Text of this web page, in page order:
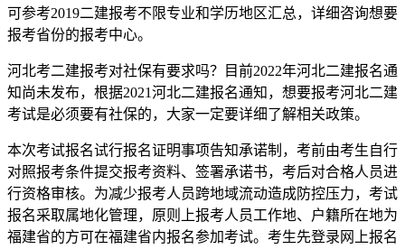
可参考2019二建报考不限专业和学历地区汇总，详细咨询想要
报考省份的报考中心。
河北考二建报考对社保有要求吗？目前2022年河北二建报名通
知尚未发布，根据2021河北二建报名通知，想要报考河北二建
考试是必须要有社保的，大家一定要详细了解相关政策。
本次考试报名试行报名证明事项告知承诺制，考前由考生自行
对照报考条件提交报考资料、签署承诺书，考后对合格人员进
行资格审核。为减少报考人员跨地域流动造成防控压力，考试
报名采取属地化管理，原则上报考人员工作地、户籍所在地为
福建省的方可在福建省内报名参加考试。考生先登录网上报名